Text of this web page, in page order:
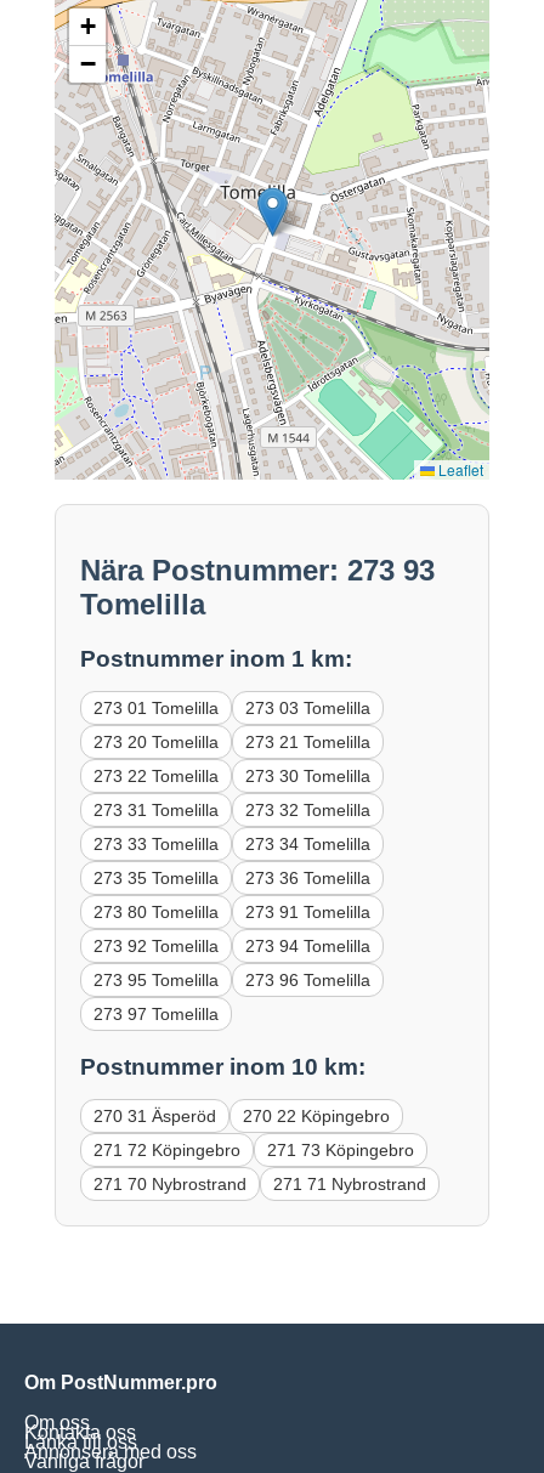
+
−
Leaflet
Nära Postnummer: 273 93
Tomelilla
Postnummer inom 1 km:
273 01 Tomelilla
273 03 Tomelilla
273 20 Tomelilla
273 21 Tomelilla
273 22 Tomelilla
273 30 Tomelilla
273 31 Tomelilla
273 32 Tomelilla
273 33 Tomelilla
273 34 Tomelilla
273 35 Tomelilla
273 36 Tomelilla
273 80 Tomelilla
273 91 Tomelilla
273 92 Tomelilla
273 94 Tomelilla
273 95 Tomelilla
273 96 Tomelilla
273 97 Tomelilla
Postnummer inom 10 km:
270 31 Äsperöd
270 22 Köpingebro
271 72 Köpingebro
271 73 Köpingebro
271 70 Nybrostrand
271 71 Nybrostrand
Om PostNummer.pro
Om oss
Kontakta oss
Länka till oss
Annonsera med oss
Vanliga frågor